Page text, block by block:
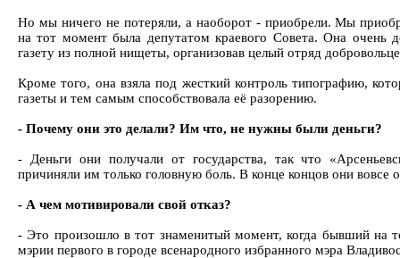
Но мы ничего не потеряли, а наоборот - приобрели. Мы
на тот момент была депутатом краевого Совета. Она очень
газету из полной нищеты, организовав целый отряд
Кроме того, она взяла под жесткий контроль типографию,
газеты и тем самым способствовала её разорению.
- Почему они это делали? Им что, не нужны были деньги?
- Деньги они получали от государства, так что
причиняли им только головную боль. В конце концов они вовсе
- А чем мотивировали свой отказ?
- Это произошло в тот знаменитый момент, когда бывший на
мэрии первого в городе всенародного избранного мэра